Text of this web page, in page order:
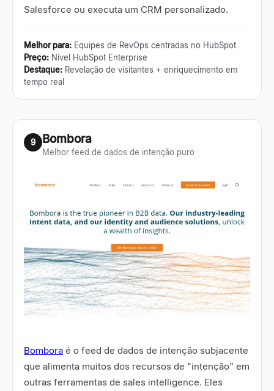
Salesforce ou executa um CRM personalizado.
Melhor para: Equipes de RevOps centradas no HubSpot
Preço: Nível HubSpot Enterprise
Destaque: Revelação de visitantes + enriquecimento em
tempo real
9 Bombora
Melhor feed de dados de intenção puro
Bombora é o feed de dados de intenção subjacente
que alimenta muitos dos recursos de "intenção" em
outras ferramentas de sales intelligence. Eles